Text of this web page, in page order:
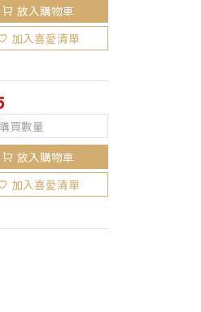
放入購物車
加入喜愛清單
放入購物車
加入喜愛清單